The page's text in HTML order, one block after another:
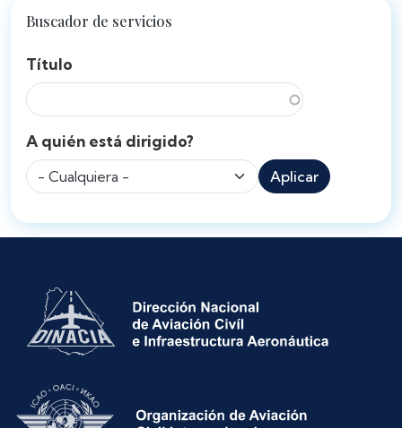
Buscador de servicios
Título
A quién está dirigido?
Aplicar